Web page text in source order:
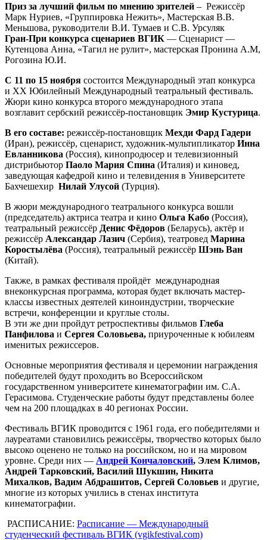
Приз за лучший фильм по мнению зрителей – Режиссёр
Марк Нуриев, «Группировка Нежить», Мастерская В.В.
Меньшова, руководители В.И. Тумаев и С.В. Урсуляк
Гран-При конкурса сценариев ВГИК — Сценарист —
Кутенцова Анна, «Тагил не рулит», мастерская Пронина А.М,
Рогозина Ю.И.
C 11 по 15 ноября состоится Международный этап конкурса
и XX Юбилейный Международный театральный фестиваль.
Жюри кино конкурса второго международного этапа
возглавит сербский режиссёр-постановщик Эмир Кустурица.
В его составе: режиссёр-постановщик Мехди Фард Гадери
(Иран), режиссёр, сценарист, художник-мультипликатор Инна
Евланникова (Россия), кинопродюсер и телевизионный
дистрибьютор Паоло Мария Спина (Италия) и киновед,
заведующая кафедрой кино и телевидения в Университете
Бахчешехир Нилай Улусой (Турция).
В жюри международного театрального конкурса вошли
(председатель) актриса театра и кино Ольга Кабо (Россия),
театральный режиссёр Денис Фёдоров (Беларусь), актёр и
режиссёр Александар Лазич (Сербия), театровед Марина
Коростылёва (Россия), театральный режиссёр Шэнь Ван
(Китай).
Также, в рамках фестиваля пройдёт международная
внеконкурсная программа, которая будет включать мастер-
классы известных деятелей киноиндустрии, творческие
встречи, конференции и круглые столы.
В эти же дни пройдут ретроспективы фильмов Глеба
Панфилова и Сергея Соловьева, приуроченные к юбилеям
именитых режиссеров.
Основные мероприятия фестиваля и церемонии награждения
победителей будут проходить во Всероссийском
государственном университете кинематографии им. С.А.
Герасимова. Студенческие работы будут представлены более
чем на 200 площадках в 40 регионах России.
Фестиваль ВГИК проводится с 1961 года, его победителями и
лауреатами становились режиссёры, творчество которых было
высоко оценено не только на российском, но и на мировом
уровне. Среди них — Андрей Кончаловский, Элем Климов,
Андрей Тарковский, Василий Шукшин, Никита
Михалков, Вадим Абдрашитов, Сергей Соловьев и другие,
многие из которых учились в стенах института
кинематографии.
РАСПИСАНИЕ: Расписание — Международный
студенческий фестиваль ВГИК (vgikfestival.com)